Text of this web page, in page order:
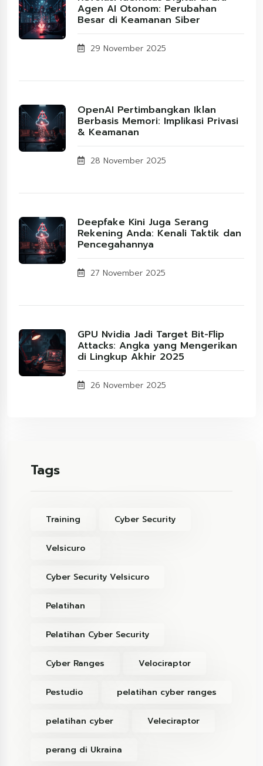
Agen AI Otonom: Perubahan
Besar di Keamanan Siber
29 November 2025
OpenAI Pertimbangkan Iklan
Berbasis Memori: Implikasi Privasi
& Keamanan
28 November 2025
Deepfake Kini Juga Serang
Rekening Anda: Kenali Taktik dan
Pencegahannya
27 November 2025
GPU Nvidia Jadi Target Bit-Flip
Attacks: Angka yang Mengerikan
di Lingkup Akhir 2025
26 November 2025
Tags
Training Cyber Security
Velsicuro
Cyber Security Velsicuro
Pelatihan
Pelatihan Cyber Security
Cyber Ranges Velociraptor
Pestudio pelatihan cyber ranges
pelatihan cyber Veleciraptor
perang di Ukraina